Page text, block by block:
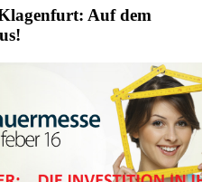
Auf dem